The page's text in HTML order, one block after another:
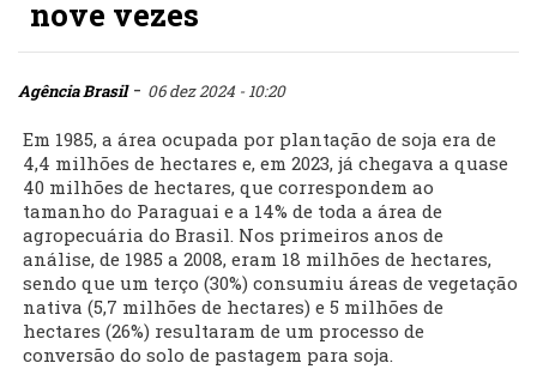
nove vezes
Agência Brasil- 06 dez 2024 - 10:20
Em 1985, a área ocupada por plantação de soja era de
4,4 milhões de hectares e, em 2023, já chegava a quase
40 milhões de hectares, que correspondem ao
tamanho do Paraguai e a 14% de toda a área de
agropecuária do Brasil. Nos primeiros anos de
análise, de 1985 a 2008, eram 18 milhões de hectares,
sendo que um terço (30%) consumiu áreas de vegetação
nativa (5,7 milhões de hectares) e 5 milhões de
hectares (26%) resultaram de um processo de
conversão do solo de pastagem para soja.